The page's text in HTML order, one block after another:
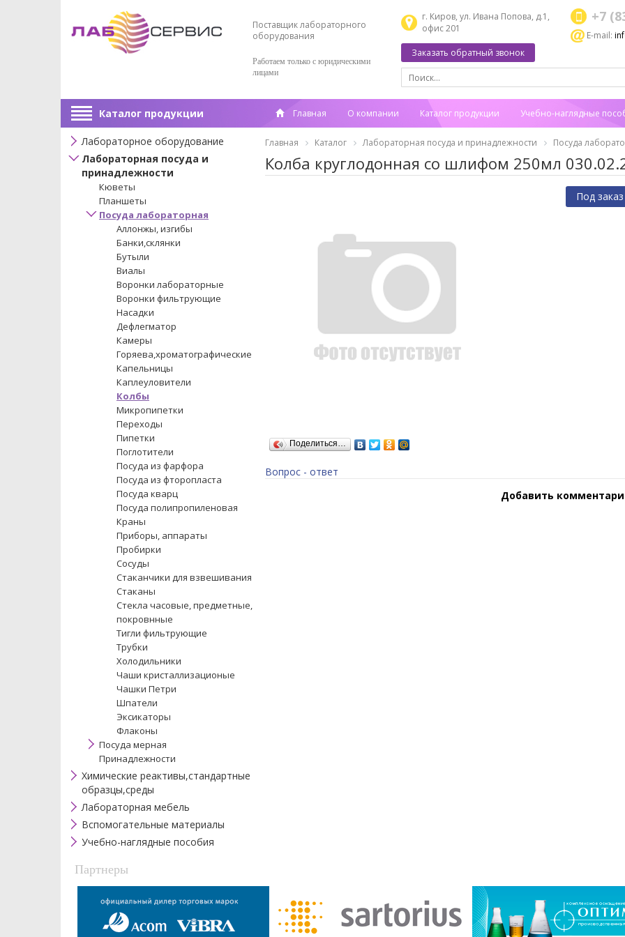
Поставщик лабораторного
оборудования
Работаем только с юридическими
лицами
г. Киров, ул. Ивана Попова, д.1,
офис 201
+7
E-mail:
Заказать обратный звонок
Каталог продукции Главная О компании Каталог продукции Учебно-наглядные
Лабораторное оборудование
Лабораторная посуда и
принадлежности
Кюветы
Планшеты
Посуда лабораторная
Аллонжы, изгибы
Банки,склянки
Бутыли
Виалы
Воронки лабораторные
Воронки фильтрующие
Насадки
Дефлегматор
Камеры
Горяева,хроматографические
Капельницы
Каплеуловители
Колбы
Микропипетки
Переходы
Пипетки
Поглотители
Посуда из фарфора
Посуда из фторопласта
Посуда кварц
Посуда полипропиленовая
Краны
Приборы, аппараты
Пробирки
Сосуды
Стаканчики для взвешивания
Стаканы
Стекла часовые, предметные,
покровнные
Тигли фильтрующие
Трубки
Холодильники
Чаши кристаллизационые
Чашки Петри
Шпатели
Эксикаторы
Флаконы
Посуда мерная
Принадлежности
Химические реактивы,стандартные
образцы,среды
Лабораторная мебель
Вспомогательные материалы
Учебно-наглядные пособия
Главная Каталог Лабораторная посуда и принадлежности Посуда
Колба круглодонная со шлифом 250мл
Поделиться…
Под заказ
Вопрос - ответ
Добавить
Партнеры